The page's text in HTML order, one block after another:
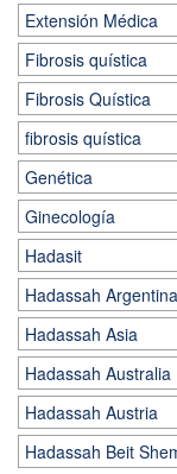
Extensión Médica
Fibrosis quística
Fibrosis Quística
fibrosis quística
Genética
Ginecología
Hadasit
Hadassah Argentina
Hadassah Asia
Hadassah Australia
Hadassah Austria
Hadassah Beit